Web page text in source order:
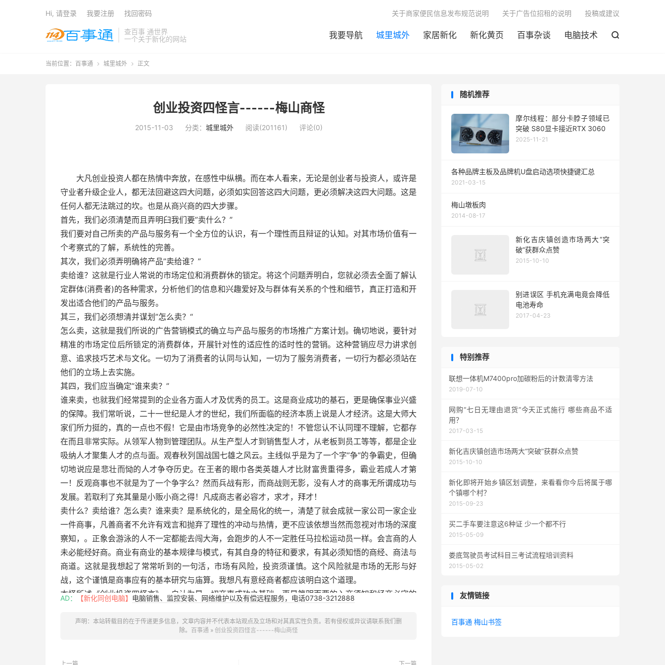
查百事 通世界
一个关于新化的网站
我要导航 城里城外 家居新化 新化黄页 百事杂谈 电脑技术 
关于商家便民信息发布规范说明 关于广告位招租的说明 投稿或建议
Hi, 请登录 我要注册 找回密码
当前位置： 百事通  城里城外  正文
创业投资四怪言------梅山商怪
2015-11-03 分类： 城里城外 阅读(201161) 评论(0)
大凡创业投资人都在热情中奔放，在感性中纵横。而在本人看来，无论是创业者与投资人，或许是
守业者升级企业人，都无法回避这四大问题，必须如实回答这四大问题，更必须解决这四大问题。这是
任何人都无法跳过的坎。也是从商兴商的四大步骤。
首先，我们必须清楚而且弄明臼我们要”卖什么？”
我们要对自己所卖的产品与服务有一个全方位的认识，有一个理性而且辩证的认知。对其市场价值有一
个考察式的了解，系统性的完善。
其次，我们必须弄明确将产品”卖给谁？”
卖给谁？这就是行业人常说的市场定位和消费群休的锁定。将这个问题弄明白，您就必须去全面了解认
定群体(消费者)的各种需求，分析他们的信息和兴趣爱好及与群体有关系的个性和细节，真正打造和开
发出适合他们的产品与服务。
其三，我们必须想清并谋划”怎么卖？“
怎么卖，这就是我们所说的广告营销模式的确立与产品与服务的市场推广方案计划。确切地说，要针对
精准的市场定位后所锁定的消费群体，开展针对性的适应性的适时性的营销。这种营销应尽力讲求创
意、追求技巧艺术与文化。一切为了消费者的认同与认知，一切为了服务消费者，一切行为都必须站在
他们的立场上去实施。
其四，我们应当确定”谁来卖？”
谁来卖，也就我们经常提到的企业各方面人才及优秀的员工。这是商业成功的基石，更是确保事业兴盛
的保障。我们常听说，二十一世纪是人才的世纪，我们所面临的经济本质上说是人才经济。这是大师大
家们所力挺的，真的一点也不假！它是由市场竞争的必然性决定的！不管您认不认同理不理解，它都存
在而且非常实际。从领军人物到管理团队。从生产型人才到销售型人才，从老板到员工等等，都是企业
吸纳人才聚集人才的点与面。观春秋列国战国七雄之风云。主线似乎是为了一个字”争”的争霸史，但确
切地说应是悲壮而恸的人才争夺历史。在王者的眼巾各类英雄人才比财富贵重得多，霸业若成人才第
一！反观商事也不就是为了一个争字么？然而兵战有形，而商战则无影，没有人才的商事无所谓成功与
发展。若取利了充其量是小贩小商之得！凡成商志者必容才，求才，拜才！
卖什么？卖给谁？怎么卖？谁来卖？是系统化的，是全局化的统一，清楚了就会成就一家公司一家企业
一件商事，凡善商者不允许有戏言和抛弃了理性的冲动与热情，更不应该依想当然而忽视对市场的深度
察知，。正象会游泳的人不一定都能去闯大海，会跑步的人不一定胜任马拉松运动员一样。会言商的人
未必能经好商。商业有商业的基本规律与模式，有其自身的特征和要求，有其必须知悟的商经、商法与
商道。这就是我想起了常常听到的一句活，市场有风险，投资须谨慎。这个风险就是市场的无形与好
战，这个谨慎是商事应有的基本研究与庙算。我想凡有意经商者都应该明白这个道理。
本怪所述《创业投资四怪言》。自认为是一切商事成功之基础，更是简明而要的入商须知和经商必守的
信者有不信无而已，故怪之四言仅供参考感悟。
2015年10月26日
AD： 【新化同创电脑】 电脑销售、监控安装、网络维护以及有偿远程服务，电话0738-3212888
声明：本站转载目的在于传递更多信息，文章内容并不代表本站观点及立场和对其真实性负责。若有侵权或异议请联系我们删
除。 百事通 » 创业投资四怪言------梅山商怪
随机推荐
摩尔线程：部分卡脖子领域已
突破 S80显卡接近RTX 3060
2025-11-21
各种品牌主板及品牌机U盘启动选项快捷键汇总
2021-03-15
梅山墩板肉
2014-08-17
新化吉庆镇创造市场两大“突
破”获群众点赞
2015-10-10
别进误区 手机充满电竟会降低
电池寿命
2017-04-23
特别推荐
联想一体机M7400pro加碳粉后的计数清零方法
2019-07-10
网购“七日无理由退货”今天正式施行 哪些商品不适
用？
2017-03-15
新化吉庆镇创造市场两大“突破”获群众点赞
2015-10-10
新化即将开始乡镇区划调整，来看看你今后将属于哪
个镇哪个村？
2015-09-23
买二手车要注意这6种证 少一个都不行
2015-05-09
娄底驾驶员考试科目三考试流程培训资料
2015-05-02
友情链接
百事通 梅山书签